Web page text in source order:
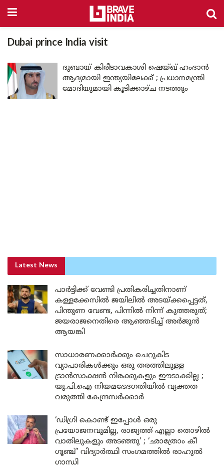
Dubai prince India visit
ദുബായ് കിരീടാവകാശി ഷെയ്ഖ് ഹംദാൻ
ആദ്യമായി ഇന്ത്യയിലേക്ക് ; പ്രധാനമന്ത്രി
മോദിയുമായി കൂടിക്കാഴ്ച നടത്തും
Latest News
പാർട്ടിക്ക് വേണ്ടി പ്രതികരിച്ചതിനാണ്
കള്ളക്കേസിൽ ജയിലിൽ അടയ്ക്കപ്പെട്ടത്,
പിന്തുണ വേണ്ട, പിന്നിൽ നിന്ന് കുത്തരുത്;
ജയരാജനെതിരെ ആഞ്ഞടിച്ച് അർജുൻ
ആയങ്കി
സാധാരണക്കാർക്കും ചെറുകിട
വ്യാപാരികൾക്കും ഒരു തരത്തിലുള്ള
ട്രാൻസാക്ഷൻ നിരക്കുകളും ഈടാക്കില്ല ;
യു.പി.ഐ നിയമഭേദഗതിയിൽ വ്യക്തത
വരുത്തി കേന്ദ്രസർക്കാർ
‘ഡിഗ്രി കൊണ്ട് ഇപ്പോൾ ഒരു
പ്രയോജനവുമില്ല, രാജ്യത്ത് എല്ലാ തൊഴിൽ
വാതിലുകളും അടഞ്ഞു’ ; ‘ഛാത്രോം കീ
ഗൂഞ്ച്’ വിദ്യാർത്ഥി സംഗമത്തിൽ രാഹുൽ
ഗാന്ധി